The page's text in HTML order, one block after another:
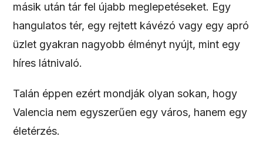
másik után tár fel újabb meglepetéseket. Egy
hangulatos tér, egy rejtett kávézó vagy egy apró
üzlet gyakran nagyobb élményt nyújt, mint egy
híres látnivaló.
Talán éppen ezért mondják olyan sokan, hogy
Valencia nem egyszerűen egy város, hanem egy
életérzés.